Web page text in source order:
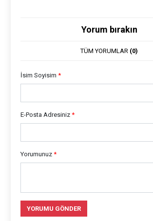
Yorum bırakın
TÜM YORUMLAR (0)
İsim Soyisim*
E-Posta Adresiniz*
Yorumunuz*
YORUMU GÖNDER